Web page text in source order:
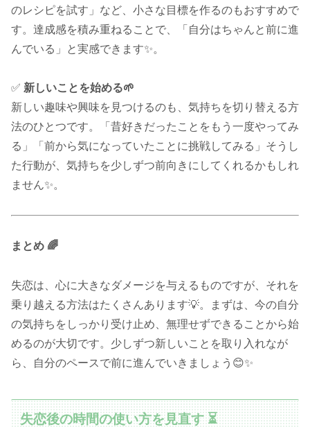
のレシピを試す」など、小さな目標を作るのもおすすめで
す。達成感を積み重ねることで、「自分はちゃんと前に進
んでいる」と実感できます✨。
✅ 新しいことを始める🌱
新しい趣味や興味を見つけるのも、気持ちを切り替える方
法のひとつです。「昔好きだったことをもう一度やってみ
る」「前から気になっていたことに挑戦してみる」そうし
た行動が、気持ちを少しずつ前向きにしてくれるかもしれ
ません✨。
まとめ 🌈
失恋は、心に大きなダメージを与えるものですが、それを
乗り越える方法はたくさんあります💡。まずは、今の自分
の気持ちをしっかり受け止め、無理せずできることから始
めるのが大切です。少しずつ新しいことを取り入れなが
ら、自分のペースで前に進んでいきましょう😊✨
失恋後の時間の使い方を見直す ⏳